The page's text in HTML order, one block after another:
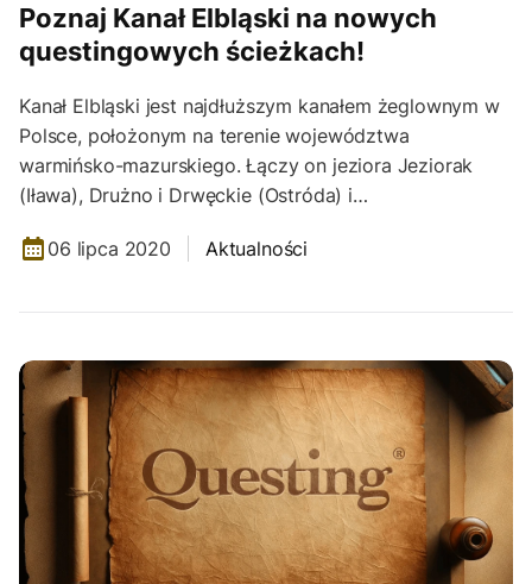
Poznaj Kanał Elbląski na nowych
questingowych ścieżkach!
Kanał Elbląski jest najdłuższym kanałem żeglownym w
Polsce, położonym na terenie województwa
warmińsko-mazurskiego. Łączy on jeziora Jeziorak
(Iława), Drużno i Drwęckie (Ostróda) i…
06 lipca 2020 Aktualności